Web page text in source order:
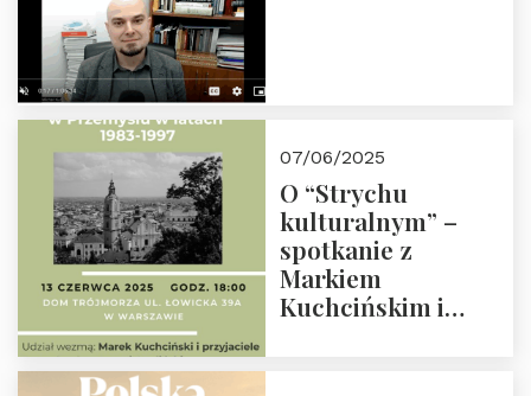
07/06/2025
O “Strychu
kulturalnym” –
spotkanie z
Markiem
Kuchcińskim i